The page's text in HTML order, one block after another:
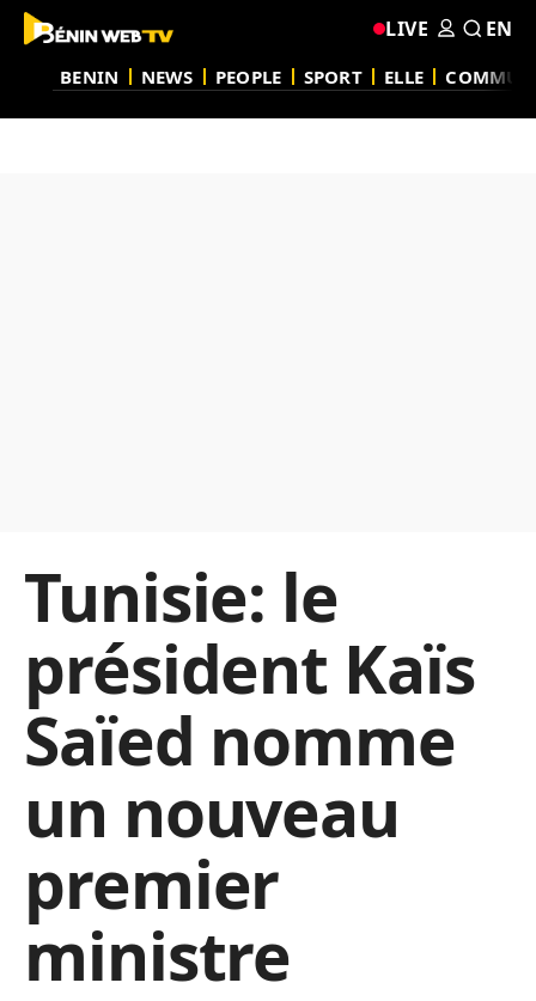
BENIN NEWS PEOPLE SPORT ELLE
LIVE EN
Tunisie: le
président Kaïs
Saïed nomme
un nouveau
premier
ministre